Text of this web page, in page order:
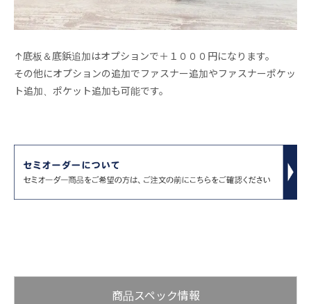
↑底板＆底鋲追加はオプションで＋１０００円になります。
その他にオプションの追加でファスナー追加やファスナーポケッ
ト追加、ポケット追加も可能です。
商品スペック情報